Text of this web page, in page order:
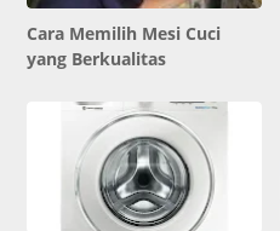
Cara Memilih Mesi Cuci
yang Berkualitas